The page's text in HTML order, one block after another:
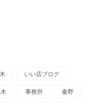
いい店ブログ
事務所 秦野